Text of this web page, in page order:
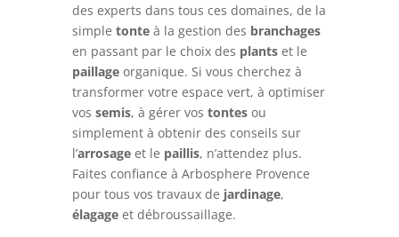
des experts dans tous ces domaines, de la
simple tonteà la gestion des branchages
en passant par le choix des plantset le
paillageorganique. Si vous cherchez à
transformer votre espace vert, à optimiser
vos semis, à gérer vos tontesou
simplement à obtenir des conseils sur
l’arrosageet le paillis, n’attendez plus.
Faites confiance à Arbosphere Provence
pour tous vos travaux de jardinage,
élagageet débroussaillage.